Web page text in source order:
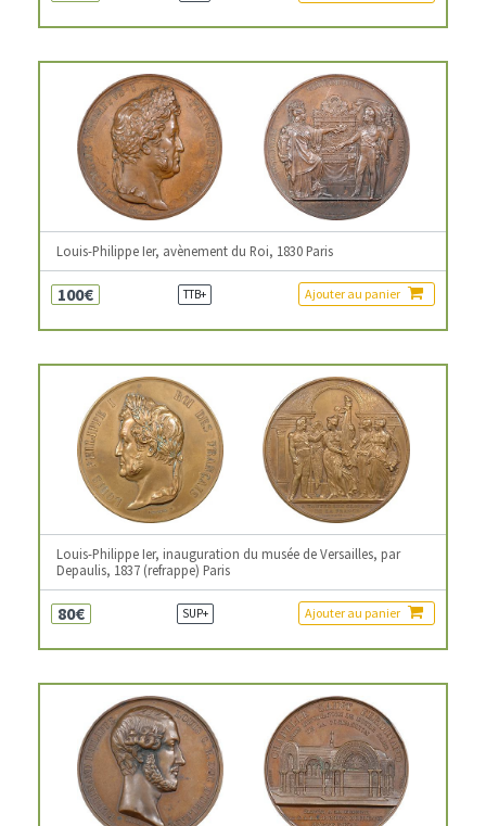
Louis-Philippe Ier, avènement du Roi, 1830 Paris
100€ TTB+ Ajouter au panier
Louis-Philippe Ier, inauguration du musée de Versailles, par
Depaulis, 1837 (refrappe) Paris
80€ SUP+ Ajouter au panier